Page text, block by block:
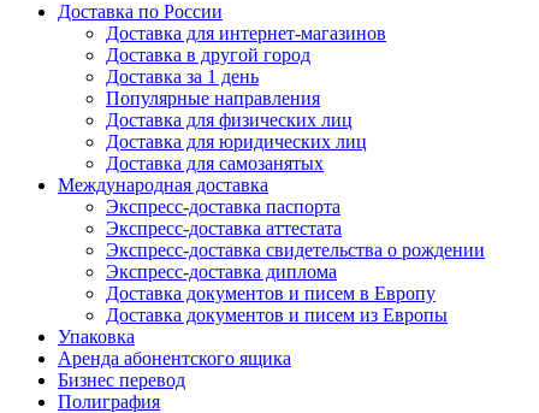
Доставка по России
Доставка для интернет-магазинов
Доставка в другой город
Доставка за 1 день
Популярные направления
Доставка для физических лиц
Доставка для юридических лиц
Доставка для самозанятых
Международная доставка
Экспресс-доставка паспорта
Экспресс-доставка аттестата
Экспресс-доставка свидетельства о рождении
Экспресс-доставка диплома
Доставка документов и писем в Европу
Доставка документов и писем из Европы
Упаковка
Аренда абонентского ящика
Бизнес перевод
Полиграфия